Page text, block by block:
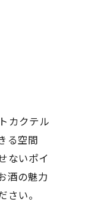
カクテル
る空間
ないポイ
酒の魅力
さい。